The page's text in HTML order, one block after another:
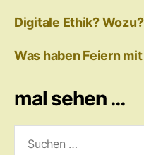
Digitale Ethik? Wozu?
Was haben Feiern
mal sehen …
nach: